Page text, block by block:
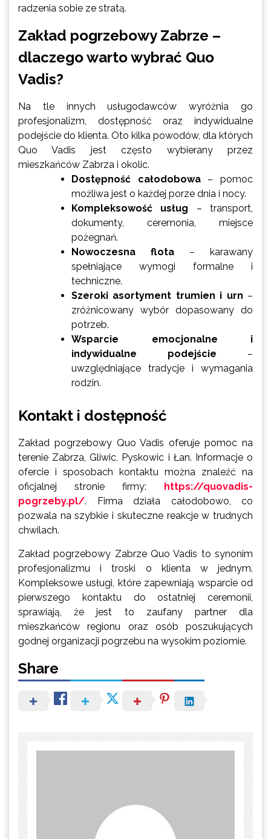
radzenia sobie ze stratą.
Zakład pogrzebowy Zabrze –
dlaczego warto wybrać Quo
Vadis?
Na tle innych usługodawców wyróżnia go
profesjonalizm, dostępność oraz indywidualne
podejście do klienta. Oto kilka powodów, dla których
Quo Vadis jest często wybierany przez
mieszkańców Zabrza i okolic.
Dostępność całodobowa– pomoc
możliwa jest o każdej porze dnia i nocy.
Kompleksowość usług – transport,
dokumenty, ceremonia, miejsce
pożegnań.
Nowoczesna flota – karawany
spełniające wymogi formalne i
techniczne.
Szeroki asortyment trumien i urn –
zróżnicowany wybór dopasowany do
potrzeb.
Wsparcie emocjonalne i
indywidualne podejście –
uwzględniające tradycje i wymagania
rodzin.
Kontakt i dostępność
Zakład pogrzebowy Quo Vadis oferuje pomoc na
terenie Zabrza, Gliwic, Pyskowic i Łan. Informacje o
ofercie i sposobach kontaktu można znaleźć na
oficjalnej stronie firmy: https://quovadis-
pogrzeby.pl/. Firma działa całodobowo, co
pozwala na szybkie i skuteczne reakcje w trudnych
chwilach.
Zakład pogrzebowy Zabrze Quo Vadis to synonim
profesjonalizmu i troski o klienta w jednym.
Kompleksowe usługi, które zapewniają wsparcie od
pierwszego kontaktu do ostatniej ceremonii,
sprawiają, że jest to zaufany partner dla
mieszkańców regionu oraz osób poszukujących
godnej organizacji pogrzebu na wysokim poziomie.
Share